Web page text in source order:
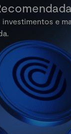
investimentos e